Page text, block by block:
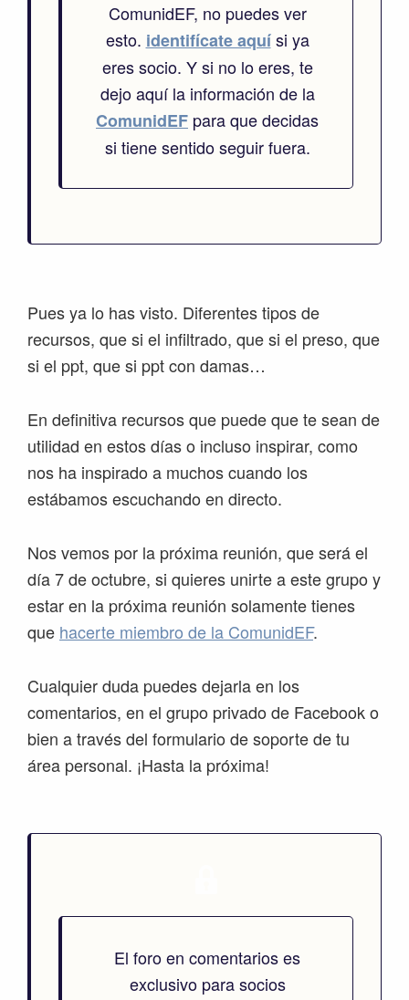
ComunidEF, no puedes ver
esto. identifícate aquísi ya
eres socio. Y si no lo eres, te
dejo aquí la información de la
ComunidEF para que decidas
si tiene sentido seguir fuera.
Pues ya lo has visto. Diferentes tipos de
recursos, que si el infiltrado, que si el preso, que
si el ppt, que si ppt con damas…
En definitiva recursos que puede que te sean de
utilidad en estos días o incluso inspirar, como
nos ha inspirado a muchos cuando los
estábamos escuchando en directo.
Nos vemos por la próxima reunión, que será el
día 7 de octubre, si quieres unirte a este grupo y
estar en la próxima reunión solamente tienes
que hacerte miembro de la ComunidEF.
Cualquier duda puedes dejarla en los
comentarios, en el grupo privado de Facebook o
bien a través del formulario de soporte de tu
área personal. ¡Hasta la próxima!
El foro en comentarios es
exclusivo para socios